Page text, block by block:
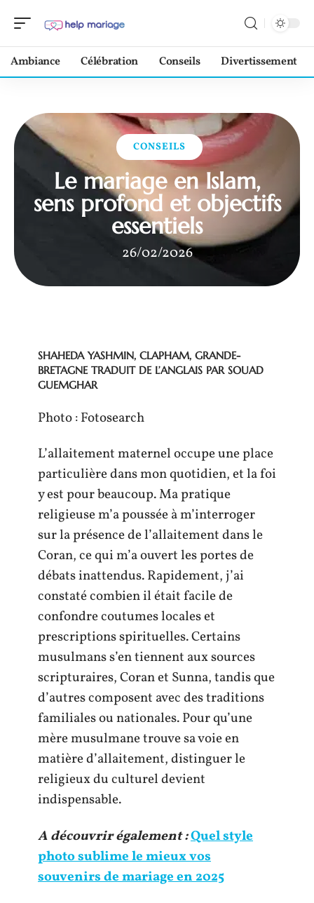
Ambiance Célébration Conseils Divertissement
CONSEILS
Le mariage en Islam,
sens profond et objectifs
essentiels
26/02/2026
SHAHEDA YASHMIN, CLAPHAM, GRANDE-
BRETAGNE TRADUIT DE L’ANGLAIS PAR SOUAD
GUEMGHAR
Photo : Fotosearch
L’allaitement maternel occupe une place
particulière dans mon quotidien, et la foi
y est pour beaucoup. Ma pratique
religieuse m’a poussée à m’interroger
sur la présence de l’allaitement dans le
Coran, ce qui m’a ouvert les portes de
débats inattendus. Rapidement, j’ai
constaté combien il était facile de
confondre coutumes locales et
prescriptions spirituelles. Certains
musulmans s’en tiennent aux sources
scripturaires, Coran et Sunna, tandis que
d’autres composent avec des traditions
familiales ou nationales. Pour qu’une
mère musulmane trouve sa voie en
matière d’allaitement, distinguer le
religieux du culturel devient
indispensable.
A découvrir également :Quel style
photo sublime le mieux vos
souvenirs de mariage en 2025